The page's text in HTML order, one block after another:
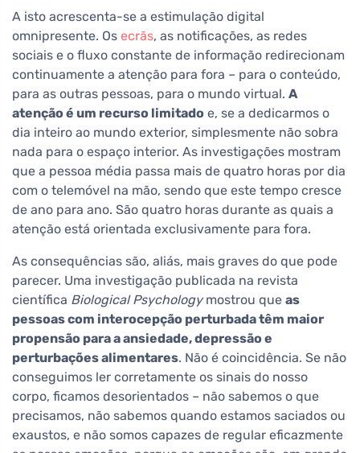
A isto acrescenta-se a estimulação digital
omnipresente. Os ecrãs, as notificações, as redes
sociais e o fluxo constante de informação redirecionam
continuamente a atenção para fora – para o conteúdo,
para as outras pessoas, para o mundo virtual. A
atenção é um recurso limitado e, se a dedicarmos o
dia inteiro ao mundo exterior, simplesmente não sobra
nada para o espaço interior. As investigações mostram
que a pessoa média passa mais de quatro horas por dia
com o telemóvel na mão, sendo que este tempo cresce
de ano para ano. São quatro horas durante as quais a
atenção está orientada exclusivamente para fora.
As consequências são, aliás, mais graves do que pode
parecer. Uma investigação publicada na revista
científica Biological Psychologymostrou que as
pessoas com interocepção perturbada têm maior
propensão para a ansiedade, depressão e
perturbações alimentares. Não é coincidência. Se não
conseguimos ler corretamente os sinais do nosso
corpo, ficamos desorientados – não sabemos o que
precisamos, não sabemos quando estamos saciados ou
exaustos, e não somos capazes de regular eficazmente